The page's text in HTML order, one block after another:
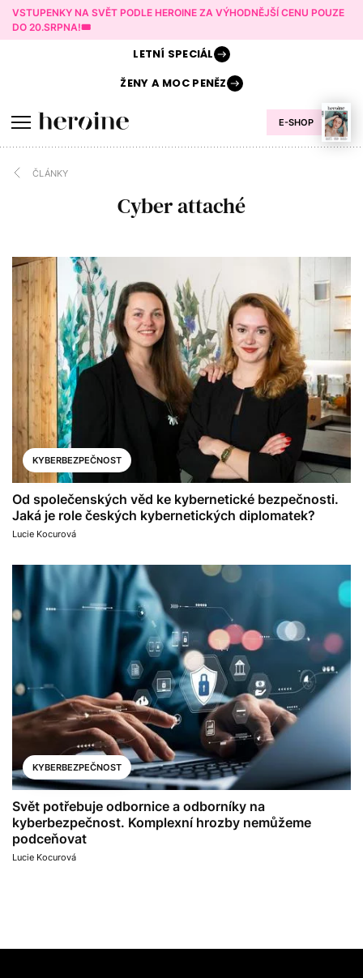
VSTUPENKY NA SVĚT PODLE HEROINE ZA VÝHODNĚJŠÍ CENU POUZE
DO 20.SRPNA!🎟️
E-SHOP
LETNÍ SPECIÁL
ŽENY AMOC PENĚZ
ČLÁNKY
Cyber attaché
KYBERBEZPEČNOST
Od společenských věd ke kybernetické bezpečnosti.
Jaká je role českých kybernetických diplomatek?
Lucie Kocurová
KYBERBEZPEČNOST
Svět potřebuje odbornice a odborníky na
kyberbezpečnost. Komplexní hrozby nemůžeme
podceňovat
Lucie Kocurová